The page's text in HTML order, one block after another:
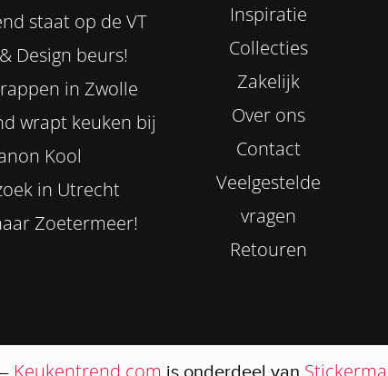
staat op de VT
Design beurs!
in Zwolle
wrapt keuken bij
Kool
in Utrecht
Zoetermeer!
Inspiratie
Collecties
Zakelijk
Over ons
Contact
Veelgestelde
vragen
Retouren